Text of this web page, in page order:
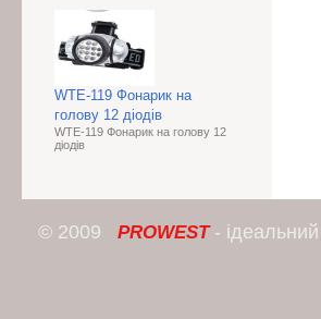
WTE-119 Фонарик на
голову 12 діодів
WTE-119 Фонарик на голову 12
діодів
© 2009 PROWEST-